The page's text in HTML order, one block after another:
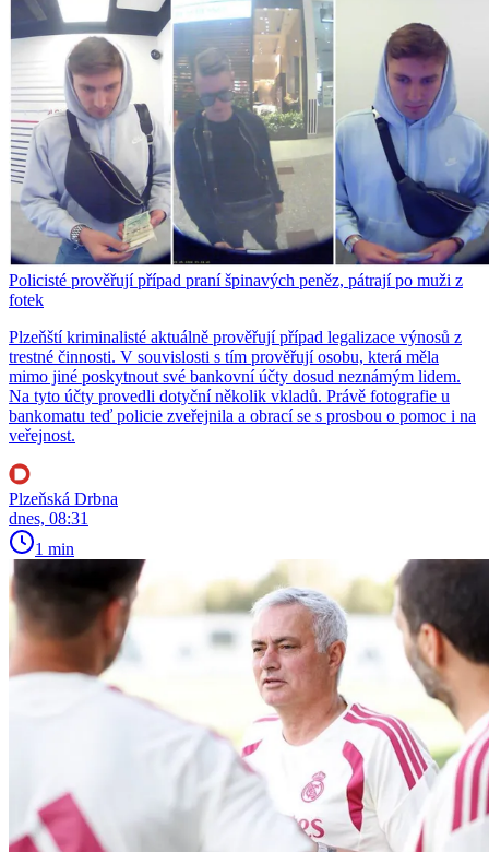
Policisté prověřují případ praní špinavých peněz, pátrají po muži z
fotek
Plzeňští kriminalisté aktuálně prověřují případ legalizace výnosů z
trestné činnosti. V souvislosti s tím prověřují osobu, která měla
mimo jiné poskytnout své bankovní účty dosud neznámým lidem.
Na tyto účty provedli dotyční několik vkladů. Právě fotografie u
bankomatu teď policie zveřejnila a obrací se s prosbou o pomoc i na
veřejnost.
Plzeňská Drbna
dnes, 08:31
1 min